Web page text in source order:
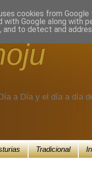
a Día y el día a día
Tradicional
cookies from
with Google along with
to detect and